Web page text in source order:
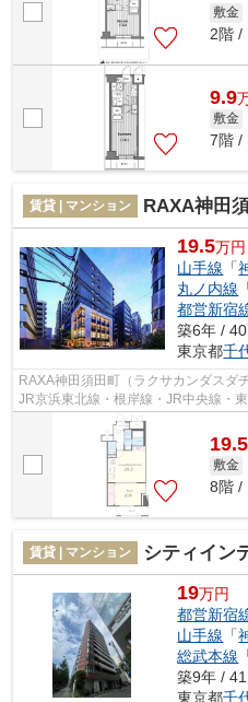
敷金
2階 /
9.9
敷金
7階 /
賃貸 | マンション RAXA神田須田
19.5万円
山手線 「
丸ノ内線
都営新宿
築6年 /
東京都千
RAXA神田須田町（ラクサカンダスダチョウ） 神田エリアは、
JR京浜東北線・根岸線・JR中央線・
19.5
敷金
8階 /
賃貸 | マンション シティイン
19万円
都営新宿
山手線 「
総武本線
築9年 /
東京都千